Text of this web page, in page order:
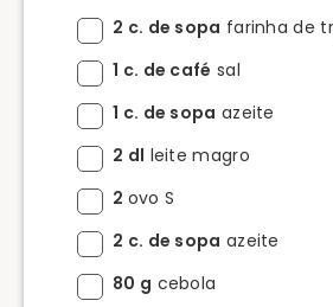
2 c. de sopa farinha de
1 c. de café sal
1 c. de sopa azeite
2 dl leite magro
2 ovo S
2 c. de sopa azeite
80 g cebola